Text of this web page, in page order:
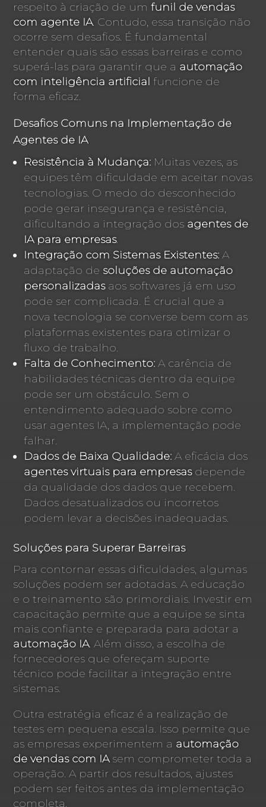
respeito à criação de umfunil de vendas
com agente IA. Contudo, essa transição não
ocorre sem desafios. É fundamental
entender quais são essas barreiras e como
superá-las para garantir que a automação
com inteligência artificial funcione de
forma eficaz.
Desafios Comuns na Implementação de
Agentes de IA
Resistência à Mudança: Muitas vezes, as
equipes têm dificuldade em aceitar novas
tecnologias. O medo do desconhecido
pode gerar insegurança e resistência,
dificultando a integração dos agentes de
IA para empresas.
Integração com Sistemas Existentes: A
adaptação de soluções de automação
personalizadasaos softwares já em uso
pode ser complicada. É crucial que a
nova tecnologia se converse bem com as
plataformas existentes para otimizar o
fluxo de trabalho.
Falta de Conhecimento: A carência de
habilidades técnicas dentro da equipe
pode ser um obstáculo. Sem o
entendimento adequado sobre como
usar agentes IA, a implementação pode
falhar.
Dados de Baixa Qualidade: A eficácia dos
agentes virtuais para empresasdepende
da qualidade dos dados que recebem.
Dados desatualizados ou incorretos
podem levar a decisões inadequadas.
Soluções para Superar Barreiras
Para contornar essas dificuldades, algumas
soluções podem ser adotadas. A educação
e o treinamento são primordiais. Investir em
capacitação permite que a equipe se sinta
mais confiante e preparada para adotar a
automação IA. Além disso, a escolha de
fornecedores que ofereçam suporte
técnico pode facilitar a integração entre
sistemas.
Outra estratégia eficaz é a realização de
testes em pequena escala. Isso permite que
as empresas experimentem a automação
de vendas com IAsem comprometer toda a
operação. A partir dos resultados, ajustes
podem ser feitos antes da implementação
completa.